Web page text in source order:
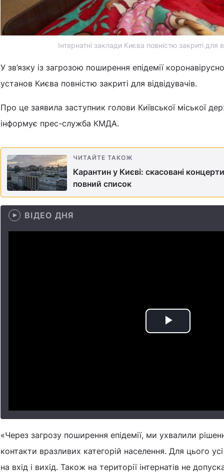
Інтернатні заклади Києва повністю закриті для
У зв’язку із загрозою поширення епідемії
установ Києва повністю закриті для відвідувачів.
Про це заявила заступник голови Київської міської
інформує прес-служба КМДА.
ЧИТАЙТЕ ТАКОЖ
Карантин у Києві: скасовані
повний список
ВІДЕО ДНЯ
Play
«Через загрозу поширення епідемії, ми ухвалили
контакти вразливих категорій населення. Для цього усі
на вхід і вихід. Також на території інтернатів не